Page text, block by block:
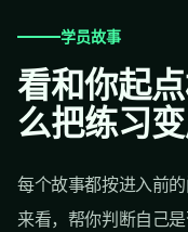
学员故事
看和你起
么把练习变
每个故事都按进入前
来看，帮你判断自己